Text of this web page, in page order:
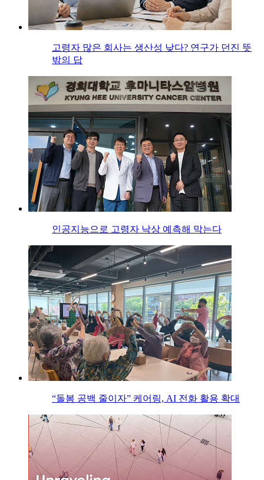
고령자 많은 회사는 생산성 낮다? 연구가 던진 뜻
밖의 답
인공지능으로 고령자 낙상 예측해 막는다
“돌봄 공백 줄이자” 케어링, AI 전화 활용 확대